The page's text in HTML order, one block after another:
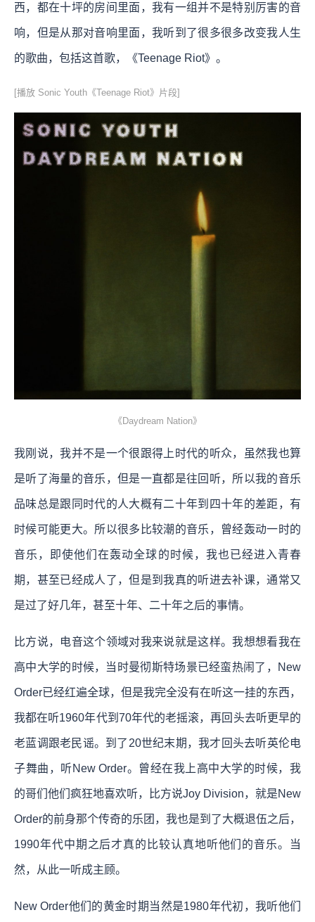
西，都在十坪的房间里面，我有一组并不是特别厉害的音
响，但是从那对音响里面，我听到了很多很多改变我人生
的歌曲，包括这首歌，《Teenage Riot》。
[播放 Sonic Youth《Teenage Riot》片段]
《Daydream Nation》
我刚说，我并不是一个很跟得上时代的听众，虽然我也算
是听了海量的音乐，但是一直都是往回听，所以我的音乐
品味总是跟同时代的人大概有二十年到四十年的差距，有
时候可能更大。所以很多比较潮的音乐，曾经轰动一时的
音乐，即使他们在轰动全球的时候，我也已经进入青春
期，甚至已经成人了，但是到我真的听进去补课，通常又
是过了好几年，甚至十年、二十年之后的事情。
比方说，电音这个领域对我来说就是这样。我想想看我在
高中大学的时候，当时曼彻斯特场景已经蛮热闹了，New
Order已经红遍全球，但是我完全没有在听这一挂的东西，
我都在听1960年代到70年代的老摇滚，再回头去听更早的
老蓝调跟老民谣。到了20世纪末期，我才回头去听英伦电
子舞曲，听New Order。曾经在我上高中大学的时候，我
的哥们他们疯狂地喜欢听，比方说Joy Division，就是New
Order的前身那个传奇的乐团，我也是到了大概退伍之后，
1990年代中期之后才真的比较认真地听他们的音乐。当
然，从此一听成主顾。
New Order他们的黄金时期当然是1980年代初，我听他们